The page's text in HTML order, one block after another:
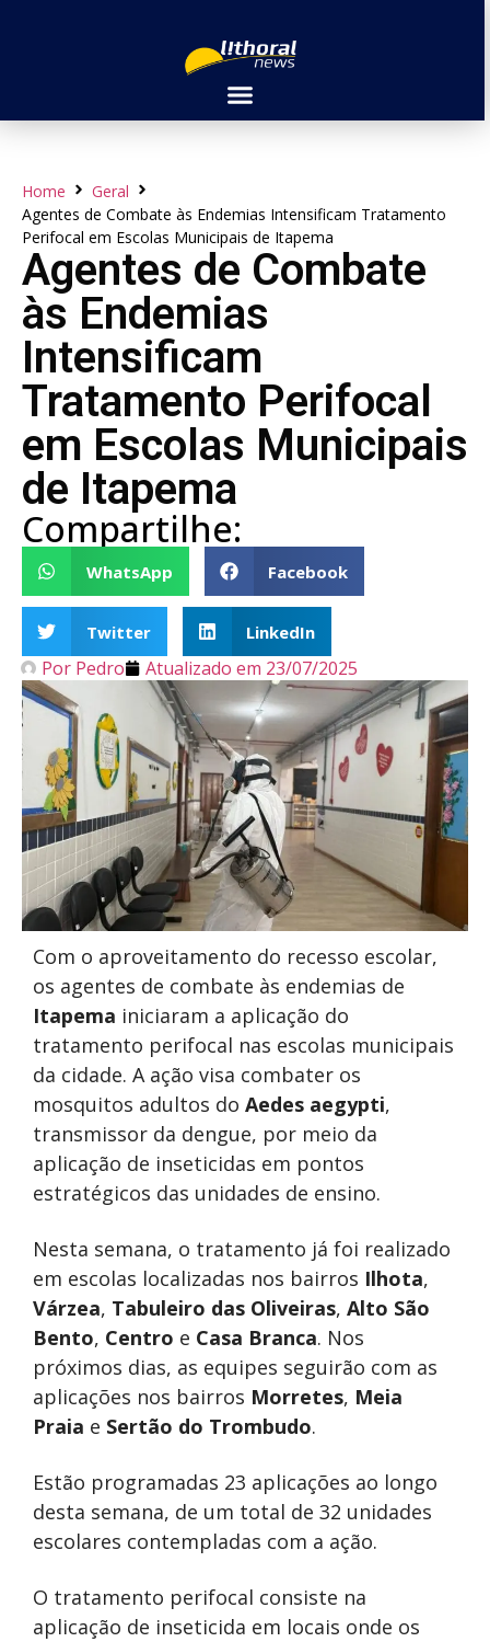
Home
Geral
Agentes de Combate às Endemias Intensificam Tratamento
Perifocal em Escolas Municipais de Itapema
Agentes de Combate
às Endemias
Intensificam
Tratamento Perifocal
em Escolas Municipais
de Itapema
Compartilhe:
WhatsApp Facebook
Twitter LinkedIn
Por Pedro Atualizado em 23/07/2025
Com o aproveitamento do recesso escolar,
os agentes de combate às endemias de
Itapema iniciaram a aplicação do
tratamento perifocal nas escolas municipais
da cidade. A ação visa combater os
mosquitos adultos do Aedes aegypti,
transmissor da dengue, por meio da
aplicação de inseticidas em pontos
estratégicos das unidades de ensino.
Nesta semana, o tratamento já foi realizado
em escolas localizadas nos bairros Ilhota,
Várzea, Tabuleiro das Oliveiras, Alto São
Bento, Centro e Casa Branca. Nos
próximos dias, as equipes seguirão com as
aplicações nos bairros Morretes, Meia
Praia e Sertão do Trombudo.
Estão programadas 23 aplicações ao longo
desta semana, de um total de 32 unidades
escolares contempladas com a ação.
O tratamento perifocal consiste na
aplicação de inseticida em locais onde os